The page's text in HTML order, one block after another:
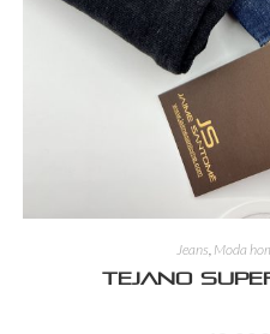
Jeans Moda
Tejano